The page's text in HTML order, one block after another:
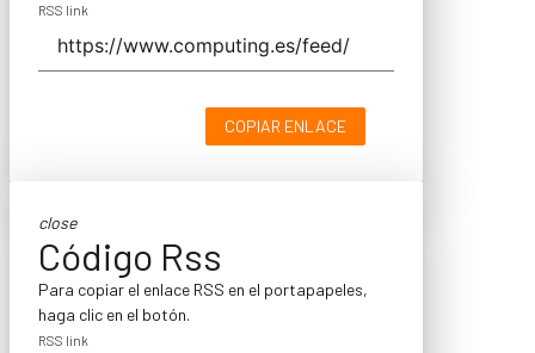
RSS link
COPIAR ENLACE
close
Código Rss
Para copiar el enlace RSS en el portapapeles,
haga clic en el botón.
RSS link